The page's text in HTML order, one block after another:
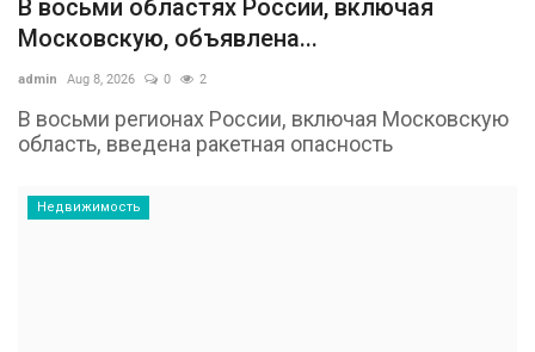
В восьми областях России, включая
Московскую, объявлена...
admin Aug 8, 2026 0 2
В восьми регионах России, включая Московскую
область, введена ракетная опасность
Недвижимость